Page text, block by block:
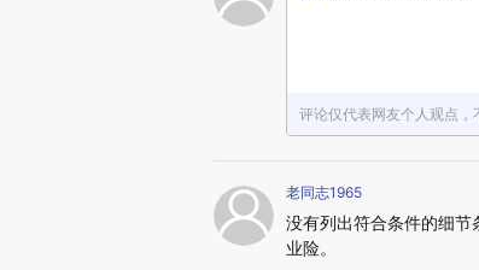
评论仅代表网友个人观点，
老同志1965
没有列出符合条件的细
业险。